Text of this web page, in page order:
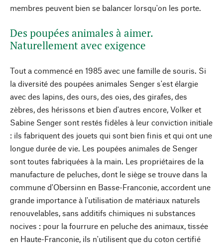
membres peuvent bien se balancer lorsqu'on les porte.
Des poupées animales à aimer.
Naturellement avec exigence
Tout a commencé en 1985 avec une famille de souris. Si
la diversité des poupées animales Senger s'est élargie
avec des lapins, des ours, des oies, des girafes, des
zèbres, des hérissons et bien d'autres encore, Volker et
Sabine Senger sont restés fidèles à leur conviction initiale
: ils fabriquent des jouets qui sont bien finis et qui ont une
longue durée de vie. Les poupées animales de Senger
sont toutes fabriquées à la main. Les propriétaires de la
manufacture de peluches, dont le siège se trouve dans la
commune d'Obersinn en Basse-Franconie, accordent une
grande importance à l'utilisation de matériaux naturels
renouvelables, sans additifs chimiques ni substances
nocives : pour la fourrure en peluche des animaux, tissée
en Haute-Franconie, ils n'utilisent que du coton certifié